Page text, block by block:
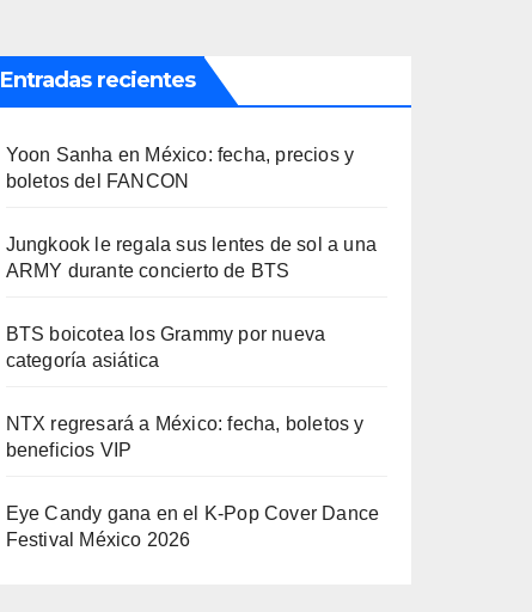
Entradas recientes
Yoon Sanha en México: fecha, precios y
boletos del FANCON
Jungkook le regala sus lentes de sol a una
ARMY durante concierto de BTS
BTS boicotea los Grammy por nueva
categoría asiática
NTX regresará a México: fecha, boletos y
beneficios VIP
Eye Candy gana en el K-Pop Cover Dance
Festival México 2026